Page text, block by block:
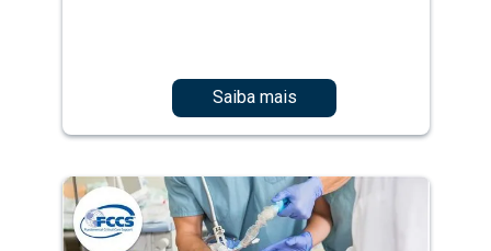
Saiba mais